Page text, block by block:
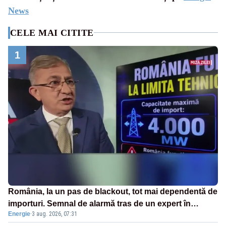
News
CELE MAI CITITE
1
România, la un pas de blackout, tot mai dependentă de
importuri. Semnal de alarmă tras de un expert în
energie
Energie·3 aug. 2026, 07:31